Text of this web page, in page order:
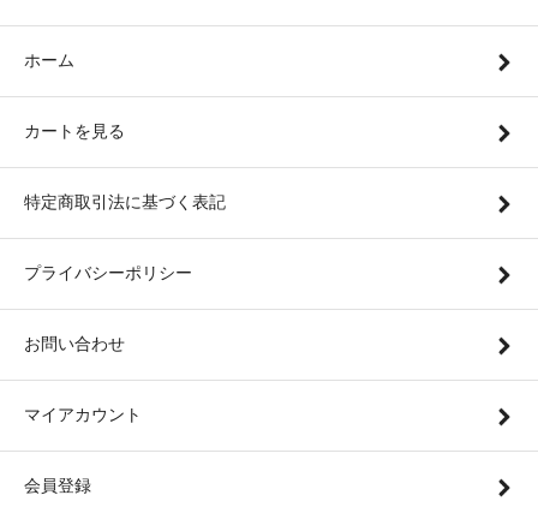
ホーム
カートを見る
特定商取引法に基づく表記
プライバシーポリシー
お問い合わせ
マイアカウント
会員登録